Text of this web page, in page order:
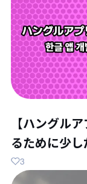
【ハングル
るために少
3